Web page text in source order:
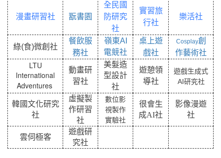
漫畫研習社 翫書園
全民國
防研究
社
實習旅
行社
樂活社
綠(食)微創社
餐飲服
務社
嶺東AI
電競社
桌上遊
戲社
Cosplay創
作藝術社
LTU
International
Adventures
動畫研
習社
美髮造
型設計
社
遊憩領
導社
遊戲生成式
AI研究社
韓國文化研究
社
虛擬製
作研習
社
數位影
視製作
實驗社
很會生
成AI社
影像漫遊
社
雲伺極客
遊戲研
究社